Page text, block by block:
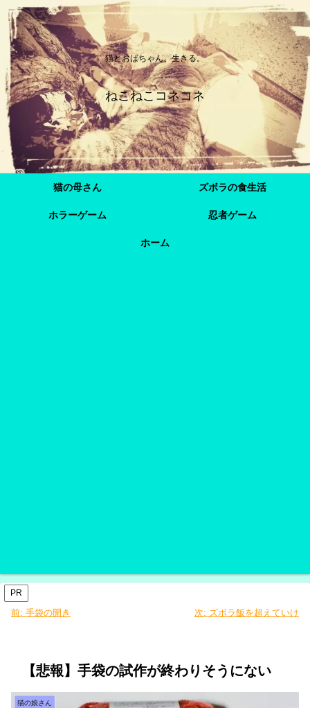
猫とおばちゃん、生きる。
ねこねこコネコネ
猫の母さん ズボラの食生活
ホラーゲーム 忍者ゲーム
ホーム
PR
前: 手袋の開き 次: ズボラ飯を超えていけ
【悲報】手袋の試作が終わりそうにない
猫の娘さん